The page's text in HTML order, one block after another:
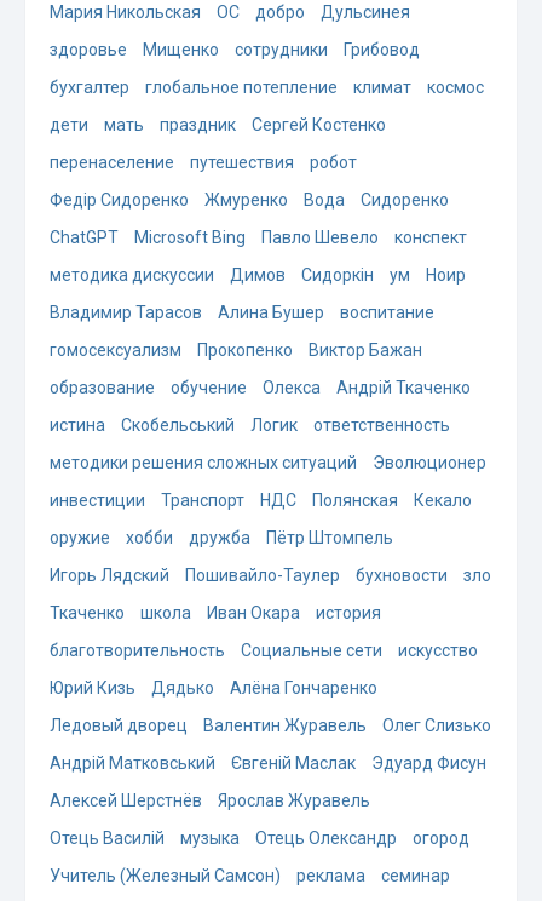
Мария Никольская
ОС добро
Дульсинея
здоровье
Мищенко сотрудники
Грибовод
бухгалтер
глобальное потепление климат
космос
дети
мать праздник
Сергей Костенко
перенаселение
путешествия
робот
Федір Сидоренко
Жмуренко Вода
Сидоренко
ChatGPT
Microsoft Bing Павло Шевело
конспект
методика дискуссии
Димов Сидоркін ум
Ноир
Владимир Тарасов
Алина Бушер
воспитание
гомосексуализм
Прокопенко
Виктор Бажан
образование
обучение Олекса
Андрій Ткаченко
истина
Скобельський Логик
ответственность
методики решения сложных ситуаций
Эволюционер
инвестиции
Транспорт НДС Полянская
Кекало
оружие
хобби дружба
Пётр Штомпель
Игорь Лядский
Пошивайло-Таулер бухновости
зло
Ткаченко
школа Иван Окара
история
благотворительность
Социальные сети
искусство
Юрий Кизь
Дядько
Алёна Гончаренко
Ледовый дворец
Валентин Журавель
Олег Слизько
Андрій Матковський
Євгеній Маслак
Эдуард Фисун
Алексей Шерстнёв
Ярослав Журавель
Отець Василій
музыка Отець Олександр
огород
Учитель (Железный Самсон)
реклама
семинар